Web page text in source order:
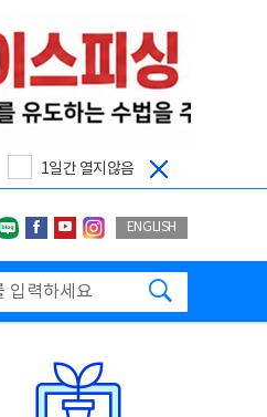
1일간 열지않음
네이버블로그
페이스북
유투브인스타그랩
ENGLISH